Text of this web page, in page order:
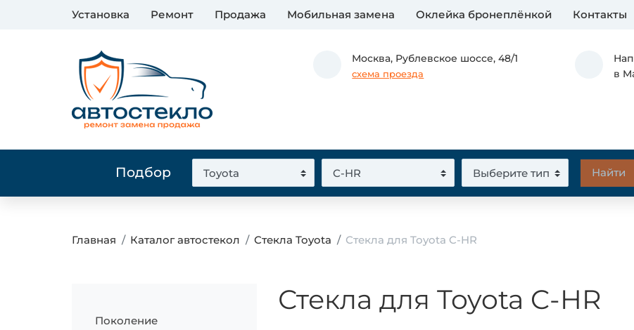
Установка Ремонт Продажа Мобильная замена Оклейка бронеплёнкой Контакты
Москва, Рублевское шоссе, 48/1
схема проезда
в
Подбор
Главная Каталог автостекол Стекла Toyota Стекла для Toyota C-HR
Поколение
Стекла для Toyota C-HR